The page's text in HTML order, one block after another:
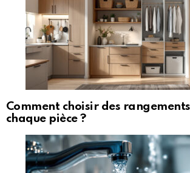
Comment choisir des
chaque pièce ?